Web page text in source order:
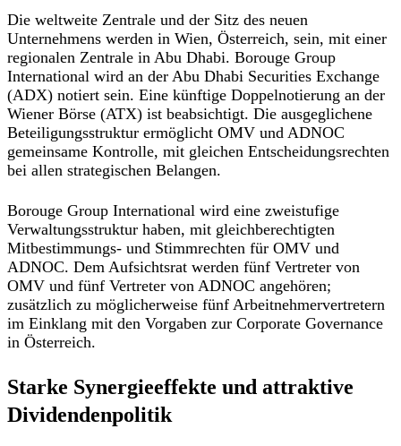
Die weltweite Zentrale und der Sitz des neuen
Unternehmens werden in Wien, Österreich, sein, mit einer
regionalen Zentrale in Abu Dhabi. Borouge Group
International wird an der Abu Dhabi Securities Exchange
(ADX) notiert sein. Eine künftige Doppelnotierung an der
Wiener Börse (ATX) ist beabsichtigt. Die ausgeglichene
Beteiligungsstruktur ermöglicht OMV und ADNOC
gemeinsame Kontrolle, mit gleichen Entscheidungsrechten
bei allen strategischen Belangen.
Borouge Group International wird eine zweistufige
Verwaltungsstruktur haben, mit gleichberechtigten
Mitbestimmungs- und Stimmrechten für OMV und
ADNOC. Dem Aufsichtsrat werden fünf Vertreter von
OMV und fünf Vertreter von ADNOC angehören;
zusätzlich zu möglicherweise fünf Arbeitnehmervertretern
im Einklang mit den Vorgaben zur Corporate Governance
in Österreich.
Starke Synergieeffekte und attraktive
Dividendenpolitik